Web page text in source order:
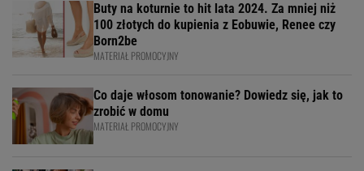
Buty na koturnie to hit lata 2024. Za mniej niż
100 złotych do kupienia z Eobuwie, Renee czy
Born2be
MATERIAŁ PROMOCYJNY
Co daje włosom tonowanie? Dowiedz się, jak to
zrobić w domu
MATERIAŁ PROMOCYJNY